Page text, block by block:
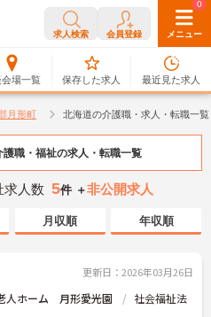
求人検索 会員登録 メニュー
会場一覧
0
保存した求人
0
最近見た求人
月形町 北海道の介護職・求人・転職一覧
護職・福祉の求人・転職一覧
求人数 5件 ＋非公開求人
月収順 年収順
更新日：2026年03月26日
人ホーム 月形愛光園
社会福祉法